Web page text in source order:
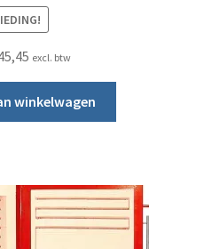
prijs was: €55,00.
Huidige prijs is: €45,45.
excl. btw
winkelwagen